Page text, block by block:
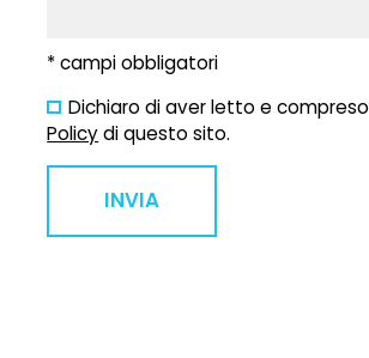
* campi obbligatori
Dichiaro di aver letto e
Policydi questo sito.
INVIA